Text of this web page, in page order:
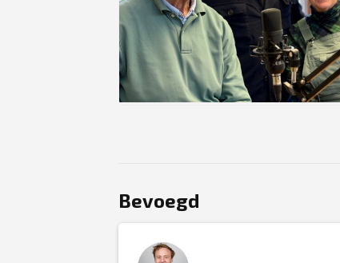
JPEG
Bevoegd